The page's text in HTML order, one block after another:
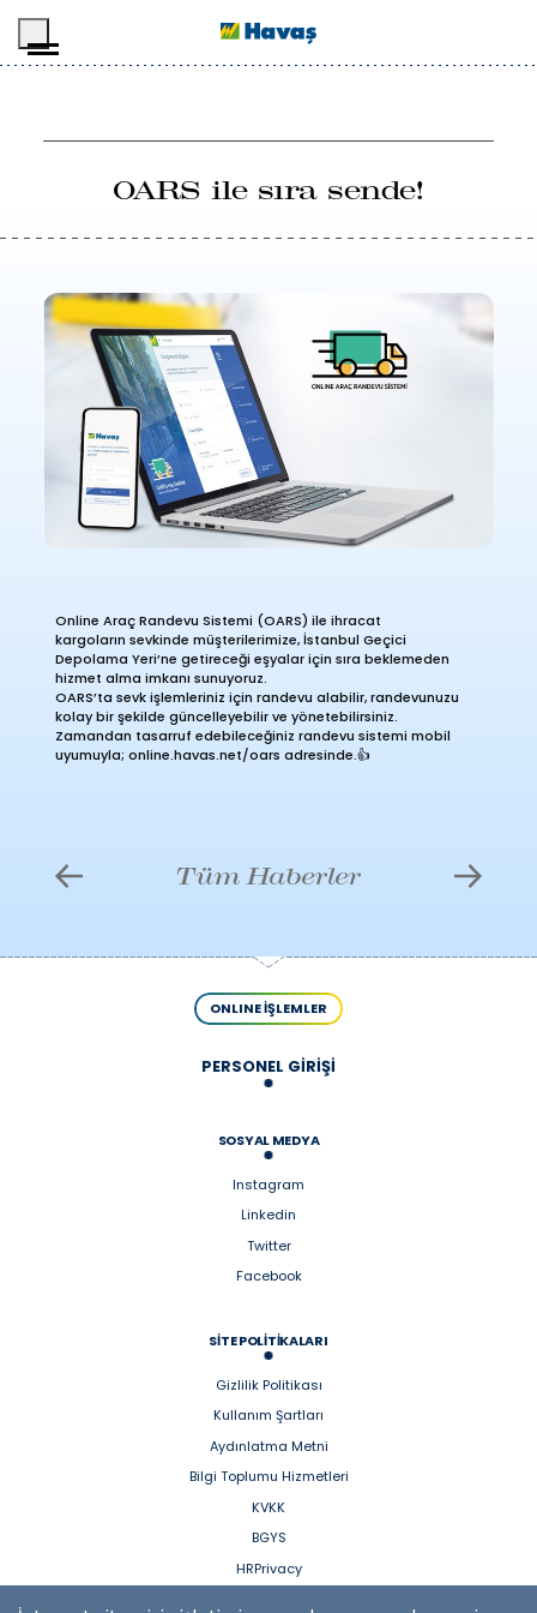
OARS ile sıra sende!
Online Araç Randevu Sistemi (OARS) ile ihracat
kargoların sevkinde müşterilerimize, İstanbul Geçici
Depolama Yeri’ne getireceği eşyalar için sıra beklemeden
hizmet alma imkanı sunuyoruz.
OARS’ta sevk işlemleriniz için randevu alabilir, randevunuzu
kolay bir şekilde güncelleyebilir ve yönetebilirsiniz.
Zamandan tasarruf edebileceğiniz randevu sistemi mobil
uyumuyla; online.havas.net/oars adresinde.👍
Tüm Haberler
ONLINE İŞLEMLER
PERSONEL GİRİŞİ
SOSYAL MEDYA
Instagram
Linkedin
Twitter
Facebook
SİTE POLİTİKALARI
Gizlilik Politikası
Kullanım Şartları
Aydınlatma Metni
Bilgi Toplumu Hizmetleri
KVKK
BGYS
HRPrivacy